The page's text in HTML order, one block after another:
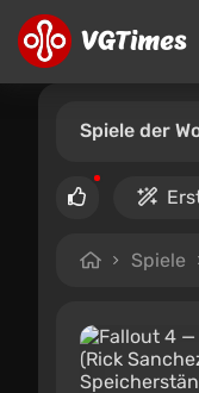
Spiele der
Spiele